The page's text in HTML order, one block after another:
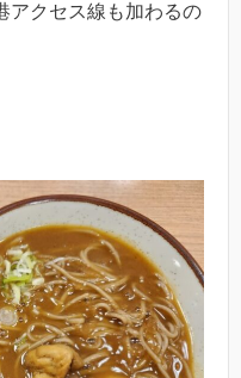
アクセス線も加わるの